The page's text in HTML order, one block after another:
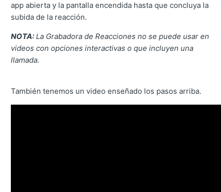
app abierta y la pantalla encendida hasta que concluya la
subida de la reacción.
NOTA: La Grabadora de Reacciones no se puede usar en
videos con opciones interactivas o que incluyen una
llamada.
También tenemos un video enseñado los pasos arriba.